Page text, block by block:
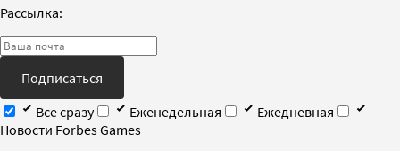
Рассылка:
Подписаться
Все сразу
Еженедельная
Ежедневная
Новости Forbes Games